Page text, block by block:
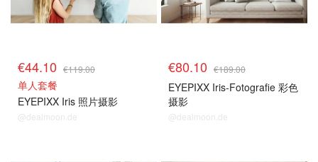
€44.10 €119.00
单人套餐
EYEPIXX Iris 照片摄影
@dealmoon.de
€80.10 €189.00
EYEPIXX Iris-Fotografie 彩色
摄影
@dealmoon.de